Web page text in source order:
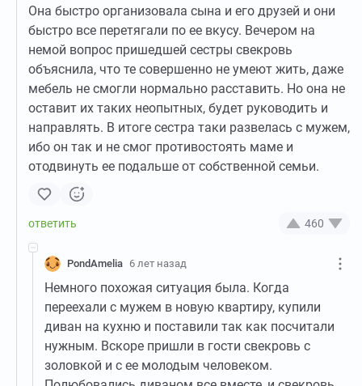
Она быстро организовала сына и его друзей и они
быстро все перетягали по ее вкусу. Вечером на
немой вопрос пришедшей сестры свекровь
объяснила, что те совершенно не умеют жить, даже
мебель не смогли нормально расставить. Но она не
оставит их таких неопытных, будет руководить и
направлять. В итоге сестра таки развелась с мужем,
ибо он так и не смог противостоять маме и
отодвинуть ее подальше от собственной семьи.
460
PondAmelia 6 лет назад
Немного похожая ситуация была. Когда
переехали с мужем в новую квартиру, купили
диван на кухню и поставили так как посчитали
нужным. Вскоре пришли в гости свекровь с
золовкой и с ее молодым человеком.